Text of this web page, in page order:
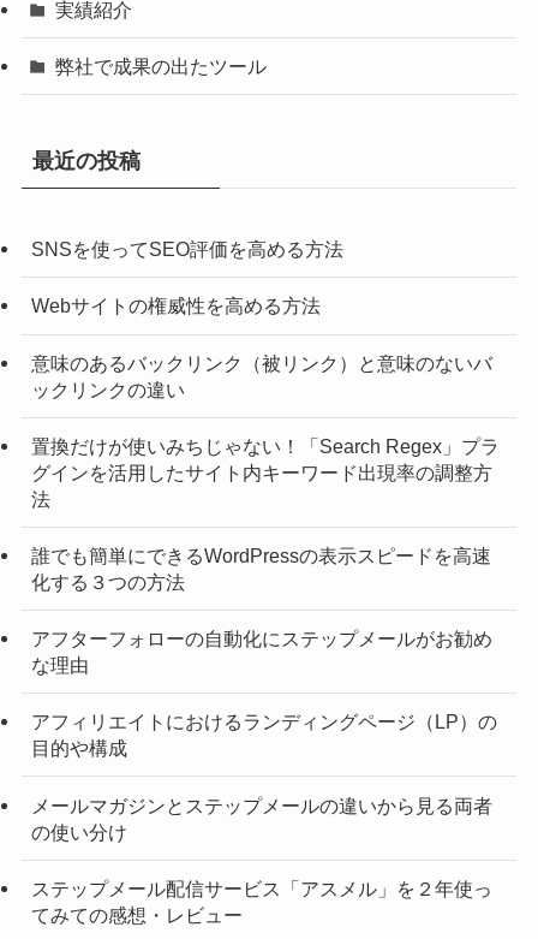
実績紹介
弊社で成果の出たツール
最近の投稿
SNSを使ってSEO評価を高める方法
Webサイトの権威性を高める方法
意味のあるバックリンク（被リンク）と意味のないバ
ックリンクの違い
置換だけが使いみちじゃない！「Search Regex」プラ
グインを活用したサイト内キーワード出現率の調整方
法
誰でも簡単にできるWordPressの表示スピードを高速
化する３つの方法
アフターフォローの自動化にステップメールがお勧め
な理由
アフィリエイトにおけるランディングページ（LP）の
目的や構成
メールマガジンとステップメールの違いから見る両者
の使い分け
ステップメール配信サービス「アスメル」を２年使っ
てみての感想・レビュー